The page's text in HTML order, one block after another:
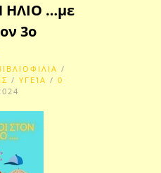
ΗΛΙΟ …με
3ο
/
/ ΥΓΕΊΑ / 0